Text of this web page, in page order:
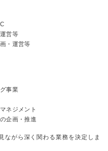
営等
・運営等
事業
ネジメント
企画・推進
がら深く関わる業務を決定しま